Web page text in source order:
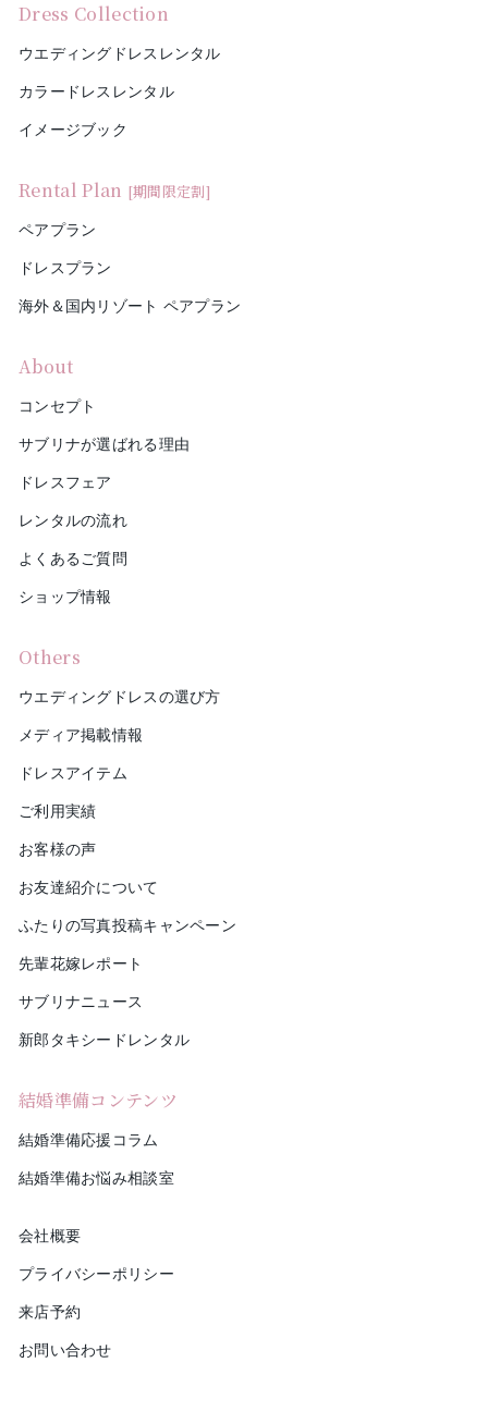
Dress Collection
ウエディングドレスレンタル
カラードレスレンタル
イメージブック
Rental Plan [期間限定割]
ペアプラン
ドレスプラン
海外＆国内リゾート ペアプラン
About
コンセプト
サブリナが選ばれる理由
ドレスフェア
レンタルの流れ
よくあるご質問
ショップ情報
Others
ウエディングドレスの選び方
メディア掲載情報
ドレスアイテム
ご利用実績
お客様の声
お友達紹介について
ふたりの写真投稿キャンペーン
先輩花嫁レポート
サブリナニュース
新郎タキシードレンタル
結婚準備コンテンツ
結婚準備応援コラム
結婚準備お悩み相談室
会社概要
プライバシーポリシー
来店予約
お問い合わせ